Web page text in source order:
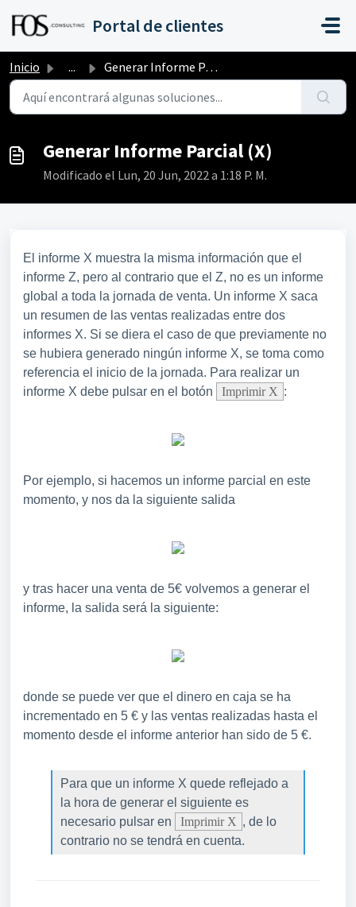
Portal de clientes
Inicio ... Generar Informe Parcial (X)
Generar Informe Parcial (X)
Modificado el Lun, 20 Jun, 2022 a 1:18 P. M.
El informe X muestra la misma información que el
informe Z, pero al contrario que el Z, no es un informe
global a toda la jornada de venta. Un informe X saca
un resumen de las ventas realizadas entre dos
informes X. Si se diera el caso de que previamente no
se hubiera generado ningún informe X, se toma como
referencia el inicio de la jornada. Para realizar un
informe X debe pulsar en el botón
Imprimir X :
Por ejemplo, si hacemos un informe parcial en este
momento, y nos da la siguiente salida
y tras hacer una venta de 5€ volvemos a generar el
informe, la salida será la siguiente:
donde se puede ver que el dinero en caja se ha
incrementado en 5 € y las ventas realizadas hasta el
momento desde el informe anterior han sido de 5 €.
Para que un informe X quede reflejado a
la hora de generar el siguiente es
necesario pulsar en
Imprimir X , de lo
contrario no se tendrá en cuenta.